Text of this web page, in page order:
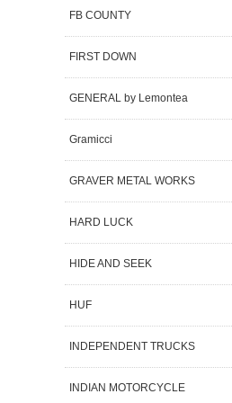
FB COUNTY
FIRST DOWN
GENERAL by Lemontea
Gramicci
GRAVER METAL WORKS
HARD LUCK
HIDE AND SEEK
HUF
INDEPENDENT TRUCKS
INDIAN MOTORCYCLE